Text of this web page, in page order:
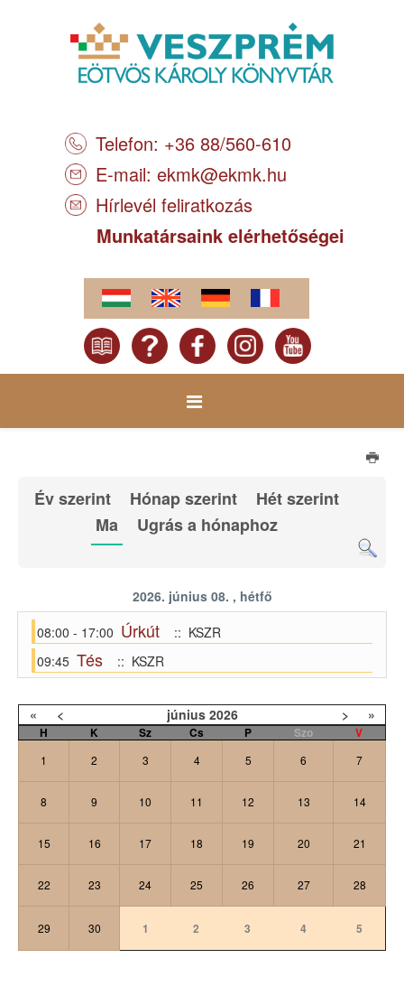
Telefon: +36 88/560-610
E-mail: ekmk@ekmk.hu
Hírlevél feliratkozás
Munkatársaink elérhetőségei
Év szerint Hónap szerint
Hét szerint
Ma
Ugrás a hónaphoz
2026. június 08. , hétfő
08:00 - 17:00 Úrkút
:: KSZR
09:45 Tés :: KSZR
« < június 2026 > »
H K Sz Cs P Szo V
1 2 3 4 5 6 7
8 9 10 11 12 13 14
15 16 17 18 19 20 21
22 23 24 25 26 27 28
29 30 1 2 3 4 5